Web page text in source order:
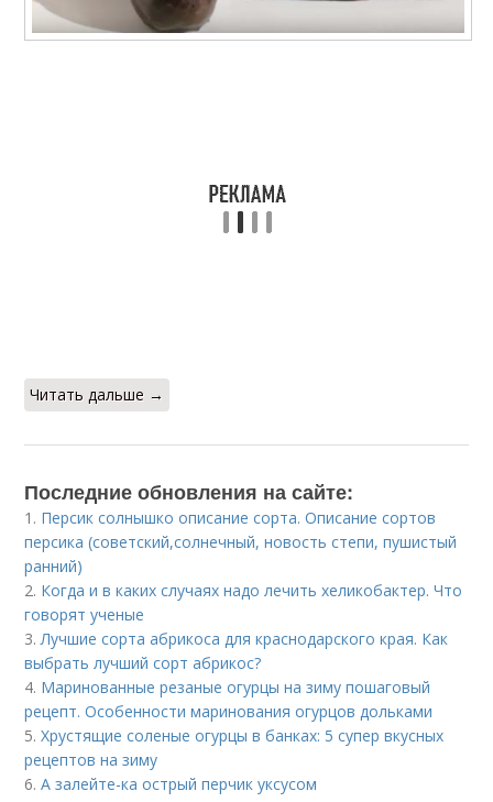
Читать дальше →
Последние обновления на сайте:
1. Персик солнышко описание сорта. Описание сортов
персика (советский,солнечный, новость степи, пушистый
ранний)
2. Когда и в каких случаях надо лечить хеликобактер. Что
говорят ученые
3.Лучшие сорта абрикоса для краснодарского края. Как
выбрать лучший сорт абрикос?
4. Маринованные резаные огурцы на зиму пошаговый
рецепт. Особенности маринования огурцов дольками
5.Хрустящие соленые огурцы в банках: 5 супер вкусных
рецептов на зиму
6.А залейте-ка острый перчик уксусом